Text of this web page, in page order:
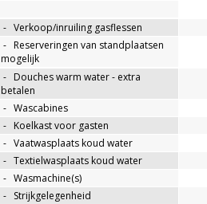
- Verkoop/inruiling gasflessen
- Reserveringen van standplaatsen
mogelijk
- Douches warm water - extra
betalen
- Wascabines
- Koelkast voor gasten
- Vaatwasplaats koud water
- Textielwasplaats koud water
- Wasmachine(s)
- Strijkgelegenheid